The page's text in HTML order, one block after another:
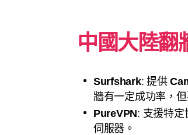
中國大陸翻
Surfshark: 提供
牆有一定成功率，但
PureVPN: 支援特定
伺服器。